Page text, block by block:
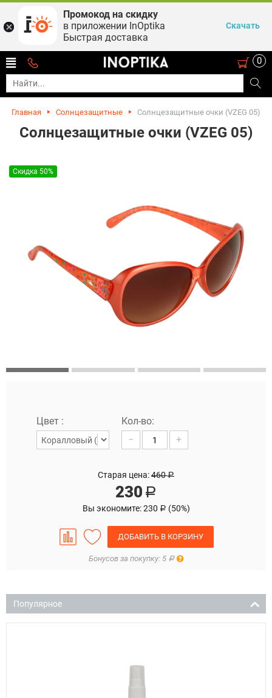
0
Главная Солнцезащитные Солнцезащитные очки (VZEG 05)
Солнцезащитные очки (VZEG 05)
Скидка 50%
Цвет :
Кол-во:
−
+
Старая цена:460 Р
230 Р
Вы экономите:230 Р (50%)
ДОБАВИТЬ В КОРЗИНУ
Бонусов за покупку: 5 Р Правила
Популярное
Промокод на скидку
в приложении InOptika
Быстрая доставка
Скачать